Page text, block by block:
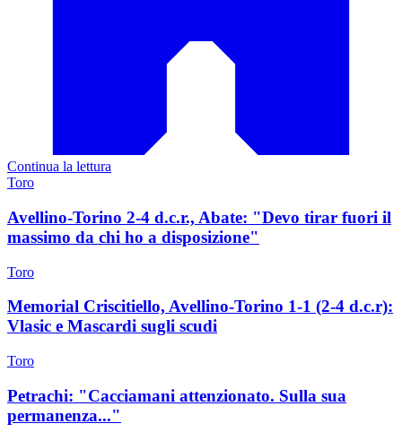
Continua la lettura
Toro
Avellino-Torino 2-4 d.c.r., Abate: "Devo tirar fuori il
massimo da chi ho a disposizione"
Toro
Memorial Criscitiello, Avellino-Torino 1-1 (2-4 d.c.r):
Vlasic e Mascardi sugli scudi
Toro
Petrachi: "Cacciamani attenzionato. Sulla sua
permanenza..."